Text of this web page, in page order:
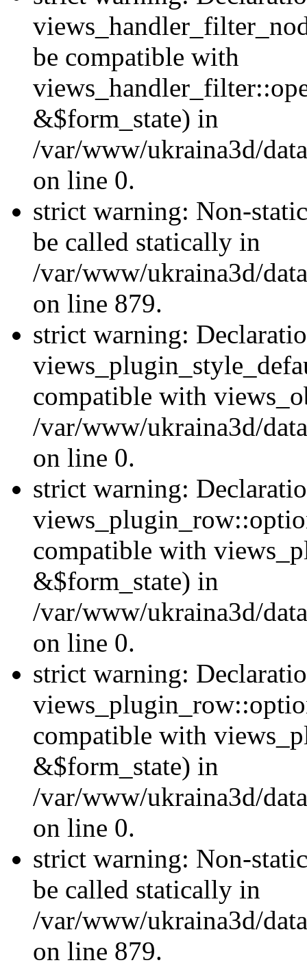
be compatible with
&$form_state) in
/var/www/ukraina3d/
on line 0.
strict warning: Non-
be called statically in
/var/www/ukraina3d/
on line 879.
strict warning:
compatible with
/var/www/ukraina3d/
on line 0.
strict warning:
compatible with
&$form_state) in
/var/www/ukraina3d/
on line 0.
strict warning:
compatible with
&$form_state) in
/var/www/ukraina3d/
on line 0.
strict warning: Non-
be called statically in
/var/www/ukraina3d/
on line 879.